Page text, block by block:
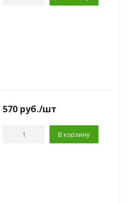
570 руб./шт
В корзину